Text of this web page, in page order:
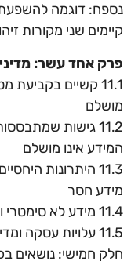
נספח: דוגמה
קיימים שני מקורות
פרק אחד עשר:
11.1 קשיים
מושלם
11.2 גישות
המידע אינו מושלם
11.3 היתרונות
מידע חסר
11.4 מידע לא סימטרי ותמרוץ יעיל
11.5 עלויות עסקה ומדיניות סביבתית
חלק חמישי: נושאים